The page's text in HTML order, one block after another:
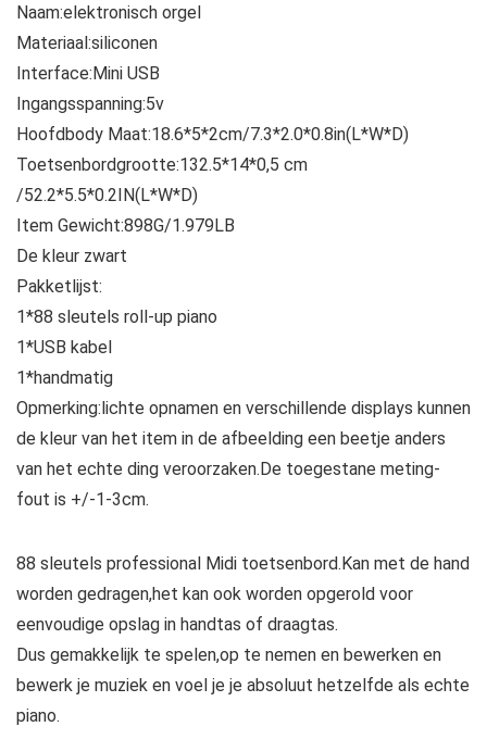
Naam:elektronisch orgel
Materiaal:siliconen
Interface:Mini USB
Ingangsspanning:5v
Hoofdbody Maat:18.6*5*2cm/7.3*2.0*0.8in(L*W*D)
Toetsenbordgrootte:132.5*14*0,5 cm
/52.2*5.5*0.2IN(L*W*D)
Item Gewicht:898G/1.979LB
De kleur zwart
Pakketlijst:
1*88 sleutels roll-up piano
1*USB kabel
1*handmatig
Opmerking:lichte opnamen en verschillende displays kunnen
de kleur van het item in de afbeelding een beetje anders
van het echte ding veroorzaken.De toegestane meting-
fout is +/-1-3cm.
88 sleutels professional Midi toetsenbord.Kan met de hand
worden gedragen,het kan ook worden opgerold voor
eenvoudige opslag in handtas of draagtas.
Dus gemakkelijk te spelen,op te nemen en bewerken en
bewerk je muziek en voel je je absoluut hetzelfde als echte
piano.